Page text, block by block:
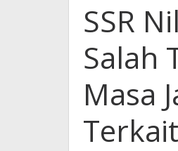
SSR
Salah
Masa